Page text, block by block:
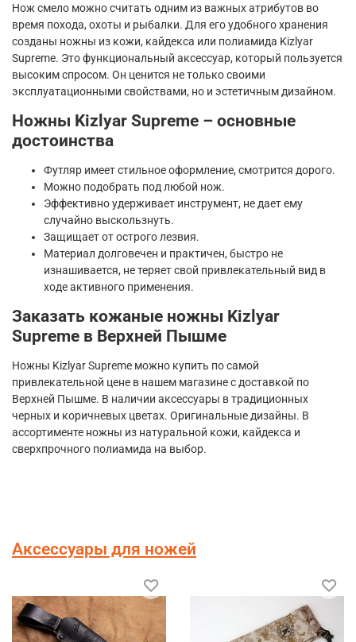
Нож смело можно считать одним из важных атрибутов во
время похода, охоты и рыбалки. Для его удобного хранения
созданы ножны из кожи, кайдекса или полиамида Kizlyar
Supreme. Это функциональный аксессуар, который пользуется
высоким спросом. Он ценится не только своими
эксплуатационными свойствами, но и эстетичным дизайном.
Ножны Kizlyar Supreme – основные
достоинства
Футляр имеет стильное оформление, смотрится дорого.
Можно подобрать под любой нож.
Эффективно удерживает инструмент, не дает ему
случайно выскользнуть.
Защищает от острого лезвия.
Материал долговечен и практичен, быстро не
изнашивается, не теряет свой привлекательный вид в
ходе активного применения.
Заказать кожаные ножны Kizlyar
Supreme в Верхней Пышме
Ножны Kizlyar Supreme можно купить по самой
привлекательной цене в нашем магазине с доставкой по
Верхней Пышме. В наличии аксессуары в традиционных
черных и коричневых цветах. Оригинальные дизайны. В
ассортименте ножны из натуральной кожи, кайдекса и
сверхпрочного полиамида на выбор.
Аксессуары для ножей